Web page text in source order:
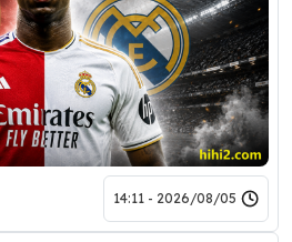
2026/08/05 - 14:11